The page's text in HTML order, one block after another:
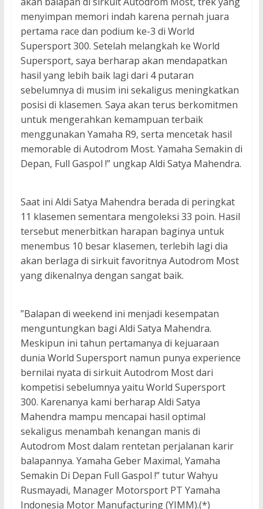
menyimpan memori indah karena pernah juara
pertama race dan podium ke-3 di World
Supersport 300. Setelah melangkah ke World
Supersport, saya berharap akan mendapatkan
hasil yang lebih baik lagi dari 4 putaran
sebelumnya di musim ini sekaligus meningkatkan
posisi di klasemen. Saya akan terus berkomitmen
untuk mengerahkan kemampuan terbaik
menggunakan Yamaha R9, serta mencetak hasil
memorable di Autodrom Most. Yamaha Semakin di
Depan, Full Gaspol !” ungkap Aldi Satya Mahendra.
Saat ini Aldi Satya Mahendra berada di peringkat
11 klasemen sementara mengoleksi 33 poin. Hasil
tersebut menerbitkan harapan baginya untuk
menembus 10 besar klasemen, terlebih lagi dia
akan berlaga di sirkuit favoritnya Autodrom Most
yang dikenalnya dengan sangat baik.
”Balapan di weekend ini menjadi kesempatan
menguntungkan bagi Aldi Satya Mahendra.
Meskipun ini tahun pertamanya di kejuaraan
dunia World Supersport namun punya experience
bernilai nyata di sirkuit Autodrom Most dari
kompetisi sebelumnya yaitu World Supersport
300. Karenanya kami berharap Aldi Satya
Mahendra mampu mencapai hasil optimal
sekaligus menambah kenangan manis di
Autodrom Most dalam rentetan perjalanan karir
balapannya. Yamaha Geber Maximal, Yamaha
Semakin Di Depan Full Gaspol !” tutur Wahyu
Rusmayadi, Manager Motorsport PT Yamaha
Indonesia Motor Manufacturing (YIMM).(*)